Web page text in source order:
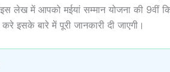
लेख में आपको मईयां सम्मान योजना की 9वीं
बारे में पूरी जानकारी दी जाएगी।